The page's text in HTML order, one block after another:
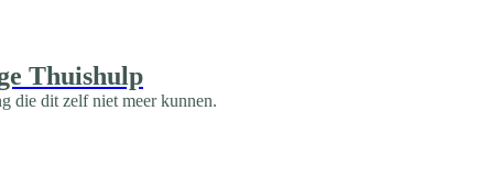
Thuishulp
die dit zelf niet meer kunnen.